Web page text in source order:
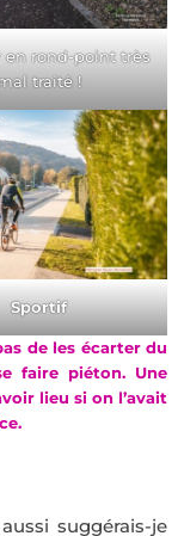
en rond-point très
traité !
Sportif
de les écarter du
faire piéton. Une
lieu si on l’avait
suggérais-je